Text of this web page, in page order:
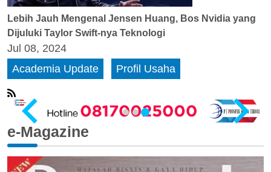
Lebih Jauh Mengenal Jensen Huang, Bos Nvidia yang
Dijuluki Taylor Swift-nya Teknologi
Jul 08, 2024
Academia Update
Profil Usaha
…
e-Magazine